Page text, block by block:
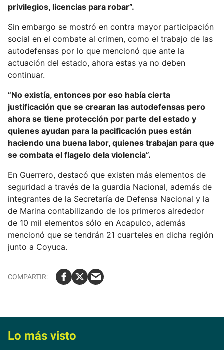
privilegios, licencias para robar”.
Sin embargo se mostró en contra mayor participación
social en el combate al crimen, como el trabajo de las
autodefensas por lo que mencionó que ante la
actuación del estado, ahora estas ya no deben
continuar.
“No existía, entonces por eso había cierta
justificación que se crearan las autodefensas pero
ahora se tiene protección por parte del estado y
quienes ayudan para la pacificación pues están
haciendo una buena labor, quienes trabajan para que
se combata el flagelo dela violencia”.
En Guerrero, destacó que existen más elementos de
seguridad a través de la guardia Nacional, además de
integrantes de la Secretaría de Defensa Nacional y la
de Marina contabilizando de los primeros alrededor
de 10 mil elementos sólo en Acapulco, además
mencionó que se tendrán 21 cuarteles en dicha región
junto a Coyuca.
Lo más visto